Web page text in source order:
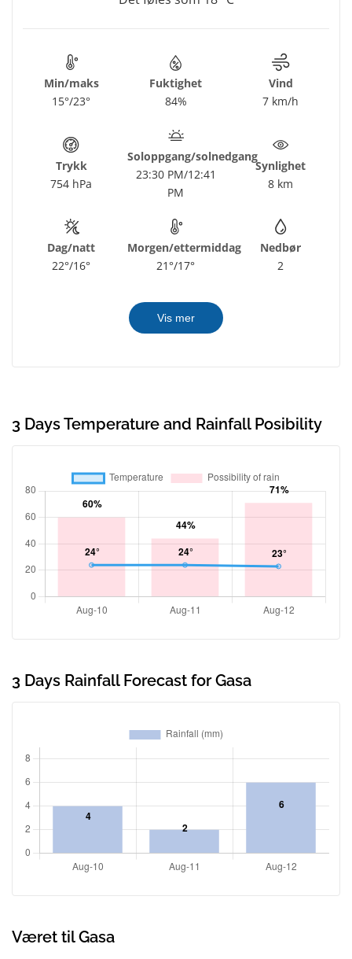
Min/maks
15°/23°
Fuktighet
84%
Vind
7 km/h
Trykk
754 hPa
Soloppgang/solnedgang
23:30 PM/12:41
PM
Synlighet
8 km
Dag/natt
22°/16°
Morgen/ettermiddag
21°/17°
Nedbør
2
Vis mer
3 Days Temperature and Rainfall Posibility
3 Days Rainfall Forecast for Gasa
Været til Gasa